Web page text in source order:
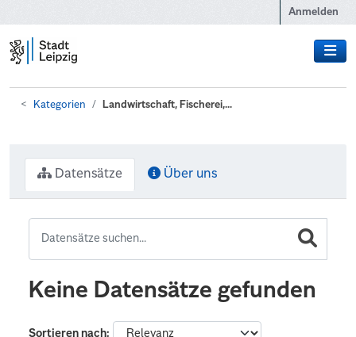
Anmelden
Kategorien Landwirtschaft, Fischerei,...
Datensätze Über uns
Keine Datensätze gefunden
Sortieren nach